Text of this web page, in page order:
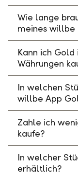
Wie lange
meines willbe
Kann ich
Währungen
In welchen
willbe App
Zahle ich
kaufe?
In welcher
erhältlich?